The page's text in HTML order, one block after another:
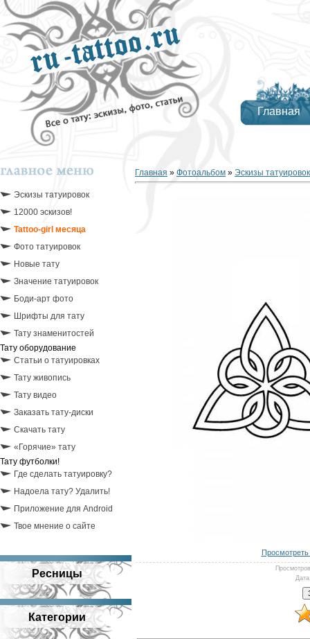
Главная
Эскизы татуировок
12000 эскизов!
Tattoo-girl месяца
Фото татуировок
Новые тату
Значение татуировок
Боди-арт фото
Шрифты для тату
Тату знаменитостей
Тату оборудование
Статьи о татуировках
Тату живопись
Тату видео
Заказать тату-диски
Скачать тату
«Горячие» тату
Тату футболки!
Где сделать татуировку?
Надоела тату? Удалить!
Приложение для Android
Твое мнение о сайте
Ресницы
Категории
Главная » Фотоальбом » Эскизы татуировок
Просмотров
Дата